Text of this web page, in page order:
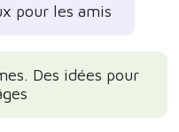
pour les amis
Des idées pour